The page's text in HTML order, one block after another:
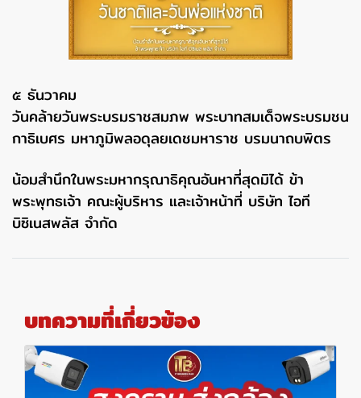
๕ ธันวาคม
วันคล้ายวันพระบรมราชสมภพ พระบาทสมเด็จพระบรมชน
กาธิเบศร มหาภูมิพลอดุลยเดชมหาราช บรมนาถบพิตร
น้อมสำนึกในพระมหากรุณาธิคุณอันหาที่สุดมิได้ ข้า
พระพุทธเจ้า คณะผู้บริหาร และเจ้าหน้าที่ บริษัท ไอที
บิซิเนสพลัส จำกัด
บทความที่เกี่ยวข้อง